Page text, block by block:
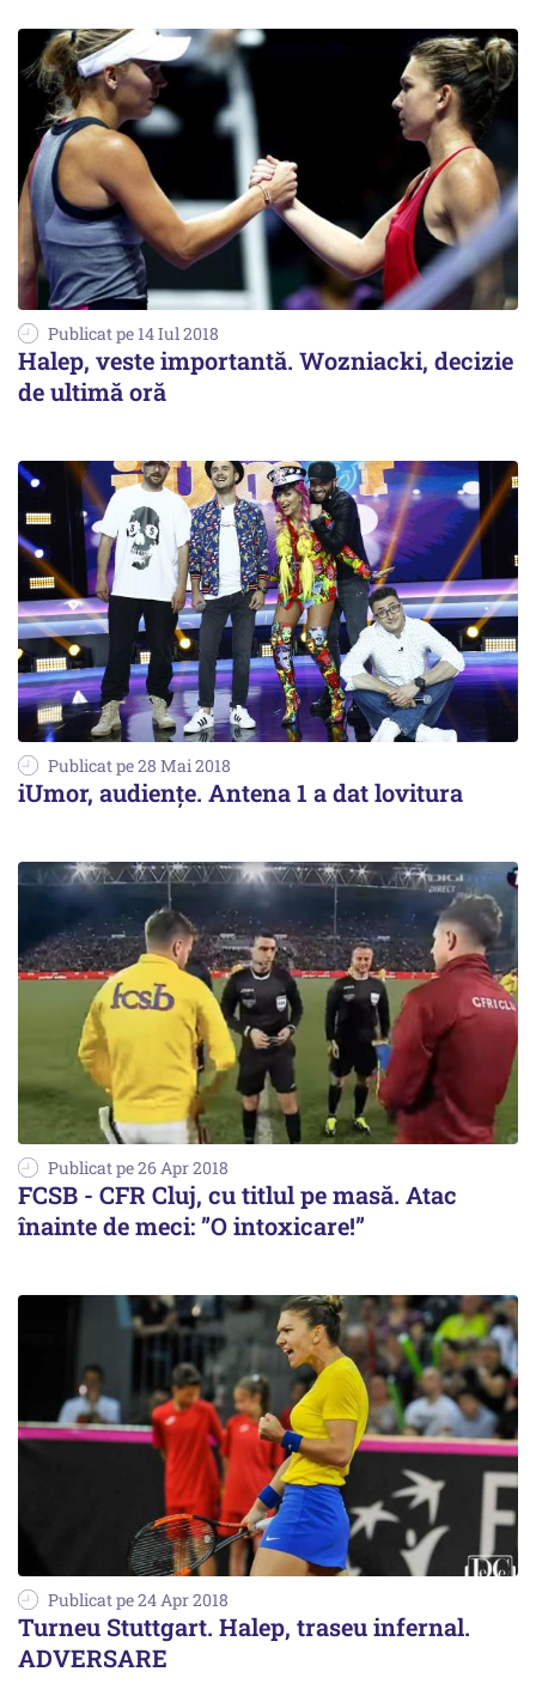
Publicat pe 14 Iul 2018
Halep, veste importantă. Wozniacki, decizie
de ultimă oră
Publicat pe 28 Mai 2018
iUmor, audiențe. Antena 1 a dat lovitura
Publicat pe 26 Apr 2018
FCSB - CFR Cluj, cu titlul pe masă. Atac
înainte de meci: ”O intoxicare!”
Publicat pe 24 Apr 2018
Turneu Stuttgart. Halep, traseu infernal.
ADVERSARE